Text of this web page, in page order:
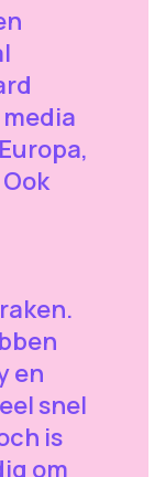
en
snel
is
om